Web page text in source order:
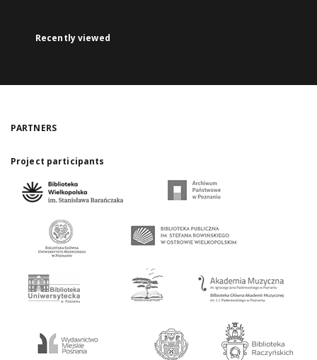
Recently viewed
PARTNERS
Project participants